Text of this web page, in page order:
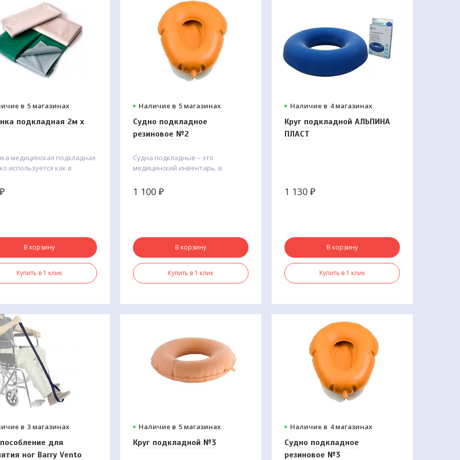
в 5 магазинах
подкладная 2м х
медицинская подкладная
используется как в
условиях. Безопасна
холодного
₽
В корзину
Купить в 1 клик
Наличие в 5 магазинах
Судно подкладное
резиновое №2
Судна подкладные – это
медицинский инвентарь, в
опорожнить кишечник и мочевой
1 100 ₽
В корзину
Купить в 1 клик
Наличие в 4 магазинах
Круг подкладной АЛЬПИНА
ПЛАСТ
1 130 ₽
В корзину
Купить в 1 клик
в 3 магазинах
для
ног Barry Vento
Наличие в 5 магазинах
Круг подкладной №3
Наличие в 4 магазинах
Судно подкладное
резиновое №3